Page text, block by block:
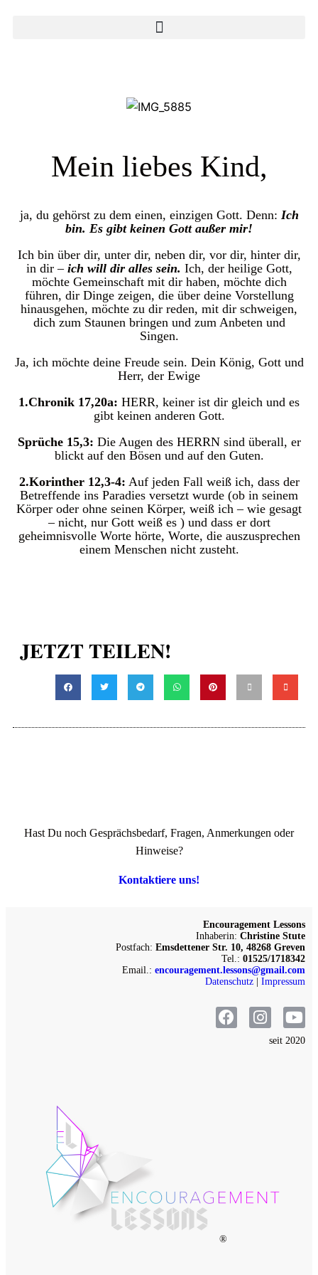
Mein liebes Kind,
ja, du gehörst zu dem einen, einzigen Gott. Denn: Ich
bin. Es gibt keinen Gott außer mir!
Ich bin über dir, unter dir, neben dir, vor dir, hinter dir,
in dir – ich will dir alles sein. Ich, der heilige Gott,
möchte Gemeinschaft mit dir haben, möchte dich
führen, dir Dinge zeigen, die über deine Vorstellung
hinausgehen, möchte zu dir reden, mit dir schweigen,
dich zum Staunen bringen und zum Anbeten und
Singen.
Ja, ich möchte deine Freude sein. Dein König, Gott und
Herr, der Ewige
1.Chronik 17,20a: HERR, keiner ist dir gleich und es
gibt keinen anderen Gott.
Sprüche 15,3: Die Augen des HERRN sind überall, er
blickt auf den Bösen und auf den Guten.
2.Korinther 12,3-4: Auf jeden Fall weiß ich, dass der
Betreffende ins Paradies versetzt wurde (ob in seinem
Körper oder ohne seinen Körper, weiß ich – wie gesagt
– nicht, nur Gott weiß es ) und dass er dort
geheimnisvolle Worte hörte, Worte, die auszusprechen
einem Menschen nicht zusteht.
JETZT TEILEN!
Hast Du noch Gesprächsbedarf, Fragen, Anmerkungen oder
Hinweise?
Kontaktiere uns!
Encouragement Lessons
Inhaberin: Christine Stute
Postfach: Emsdettener Str. 10, 48268 Greven
Tel.: 01525/1718342
Email.: encouragement.lessons@gmail.com
Datenschutz | Impressum
seit 2020
®